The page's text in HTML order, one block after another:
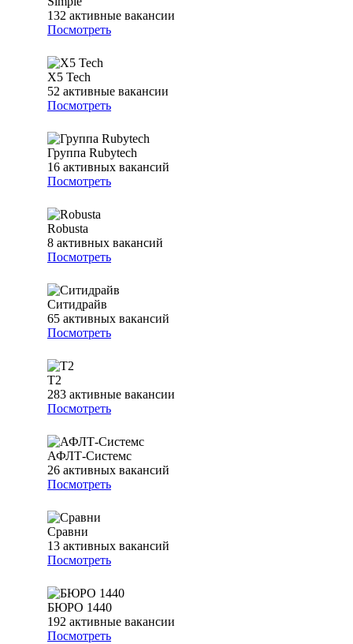
132 активные вакансии
Посмотреть
X5 Tech
52 активные вакансии
Посмотреть
Группа Rubytech
16 активных вакансий
Посмотреть
Robusta
8 активных вакансий
Посмотреть
Ситидрайв
65 активных вакансий
Посмотреть
T2
283 активные вакансии
Посмотреть
АФЛТ-Системс
26 активных вакансий
Посмотреть
Сравни
13 активных вакансий
Посмотреть
БЮРО 1440
192 активные вакансии
Посмотреть